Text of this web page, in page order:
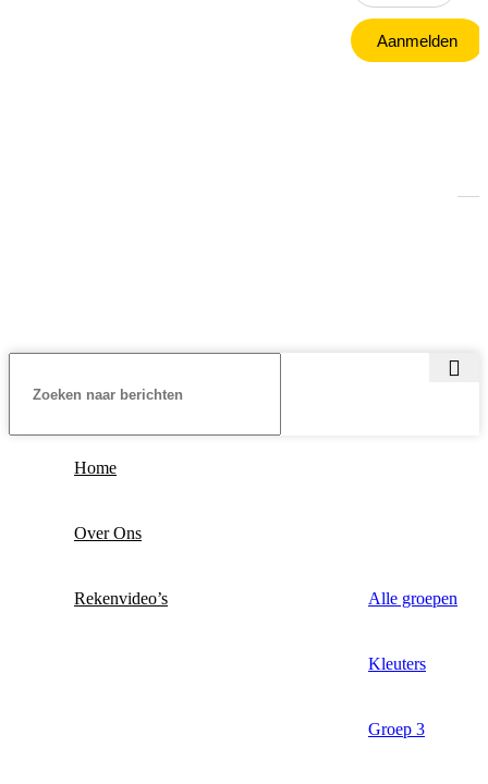
Aanmelden
Home
Over Ons
Rekenvideo’s Alle groepen
Kleuters
Groep 3